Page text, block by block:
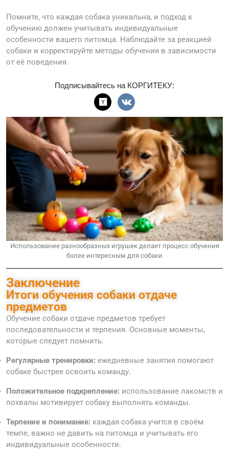
Помните, что каждая собака уникальна, и подход к
обучению должен учитывать индивидуальные
особенности вашего питомца. Наблюдайте за реакцией
собаки и корректируйте методы обучения в зависимости
от её поведения.
Подписывайтесь на КОРГИТЕКУ:
Использование разнообразных игрушек делает процесс обучения
более интересным для собаки
Заключение
Итоги обучения собаки отдаче
предметов
Обучение собаки отдаче предметов требует
последовательности и терпения. Основные моменты,
которые следует помнить:
Регулярные тренировки: ежедневные занятия помогают
собаке быстрее освоить команду.
Положительное подкрепление: использование лакомств и
похвалы мотивирует собаку выполнять команды.
Терпение и понимание: каждая собака учится в своём
темпе, важно не давить на питомца и учитывать его
индивидуальные особенности.